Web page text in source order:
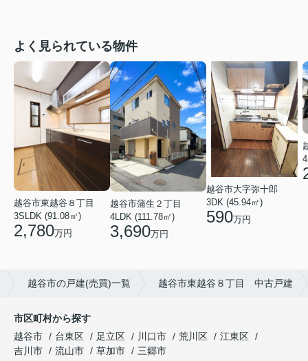
よく見られている物件
越谷市東越谷８丁目
3SLDK (91.08㎡)
2,780万円
越谷市蒲生２丁目
4LDK (111.78㎡)
3,690万円
越谷市大字弥十郎
3DK (45.94㎡)
590万円
越谷市の戸建(売買)一覧 越谷市東越谷８丁目 中古戸建
市区町村から探す
越谷市
台東区 足立区 川口市 荒川区
江東区
吉川市
流山市 草加市
三郷市